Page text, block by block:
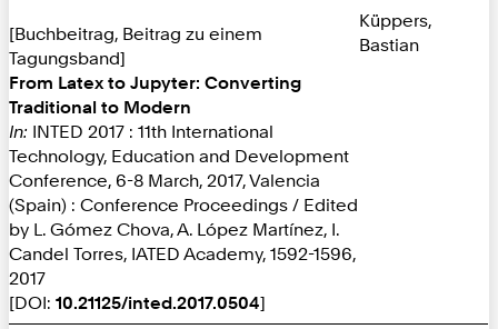
[Buchbeitrag, Beitrag zu einem
Tagungsband]
From Latex to Jupyter: Converting
Traditional to Modern
In: INTED 2017 : 11th International
Technology, Education and Development
Conference, 6-8 March, 2017, Valencia
(Spain) : Conference Proceedings / Edited
by L. Gómez Chova, A. López Martínez, I.
Candel Torres, IATED Academy, 1592-1596,
2017
[DOI: 10.21125/inted.2017.0504]
Küppers,
Bastian